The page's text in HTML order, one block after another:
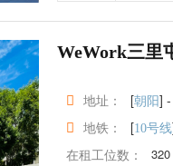
WeWork三里
地址： [朝阳]
地铁：
[10号线
在租工位数：